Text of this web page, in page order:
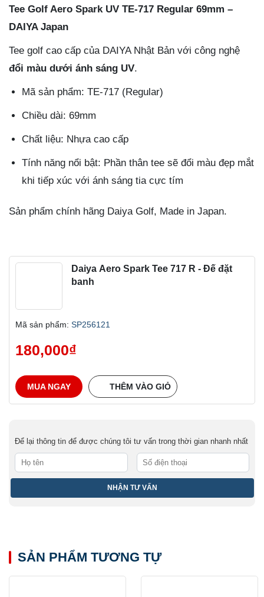
Tee Golf Aero Spark UV TE-717 Regular 69mm –
DAIYA Japan
Tee golf cao cấp của DAIYA Nhật Bản với công nghệ
đổi màu dưới ánh sáng UV.
Mã sản phẩm: TE-717 (Regular)
Chiều dài: 69mm
Chất liệu: Nhựa cao cấp
Tính năng nổi bật: Phần thân tee sẽ đổi màu đẹp mắt
khi tiếp xúc với ánh sáng tia cực tím
Sản phẩm chính hãng Daiya Golf, Made in Japan.
Daiya Aero Spark Tee 717 R - Đế đặt
banh
Mã sản phẩm: SP256121
180,000₫
MUA NGAY THÊM VÀO GIỎ
Để lại thông tin để được chúng tôi tư vấn trong thời gian nhanh nhất
SẢN PHẨM TƯƠNG TỰ